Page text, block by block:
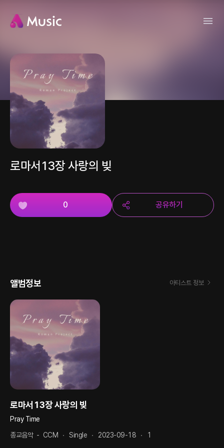
로마서13장 사랑의 빚
0 공유하기
앨범정보 아티스트 정보
로마서13장 사랑의 빚
Pray Time
종교음악- CCM Single 2023-09-18 1